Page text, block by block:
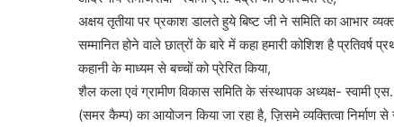
अक्षय तृतीया पर प्रकाश डालते हुये बिष्ट जी ने समिति का आभार
सम्मानित होने वाले छात्रों के बारे में कहा हमारी कोशिश है
कहानी के माध्यम से बच्चों को प्रेरित किया,
शैल कला एवं ग्रामीण विकास समिति के संस्थापक अध्यक्ष- स्वामी
(समर कैम्प) का आयोजन किया जा रहा है, ज़िसमे व्यक्तित्वा निर्माण